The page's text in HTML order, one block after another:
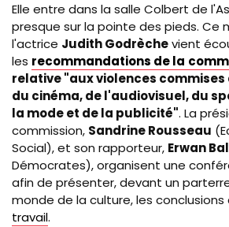
Elle entre dans la salle Colbert de
presque sur la pointe des pieds. Ce
l'actrice Judith Godrèchevient
les recommandations de la
relative "aux violences
du cinéma, de l'audiovisuel, du
la mode et de la publicité". La
commission, Sandrine Rousseau
Social), et son rapporteur, Erwan
Démocrates), organisent une
afin de présenter, devant un
monde de la culture, les conclusions
travail.